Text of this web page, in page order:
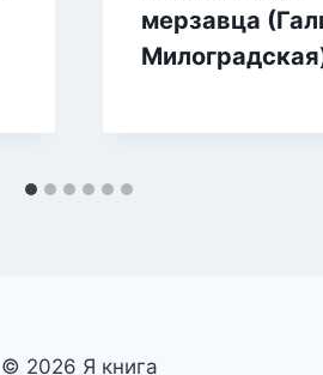
мерзавца
© 2026 Я книга